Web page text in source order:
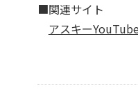
■関連サイト
アスキー